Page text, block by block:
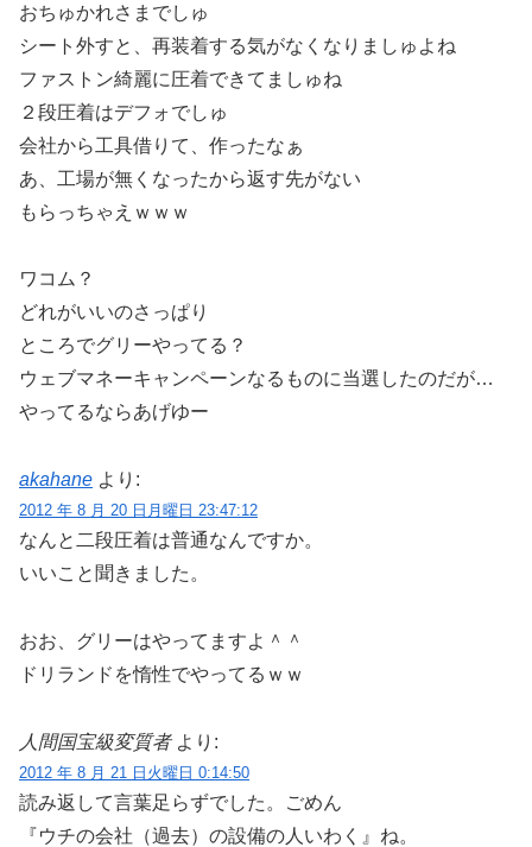
おちゅかれさまでしゅ
シート外すと、再装着する気がなくなりましゅよね
ファストン綺麗に圧着できてましゅね
２段圧着はデフォでしゅ
会社から工具借りて、作ったなぁ
あ、工場が無くなったから返す先がない
もらっちゃえｗｗｗ
ワコム？
どれがいいのさっぱり
ところでグリーやってる？
ウェブマネーキャンペーンなるものに当選したのだが…
やってるならあげゆー
akahane より:
2012 年 8 月 20 日月曜日 23:47:12
なんと二段圧着は普通なんですか。
いいこと聞きました。
おお、グリーはやってますよ＾＾
ドリランドを惰性でやってるｗｗ
人間国宝級変質者 より:
2012 年 8 月 21 日火曜日 0:14:50
読み返して言葉足らずでした。ごめん
『ウチの会社（過去）の設備の人いわく』ね。